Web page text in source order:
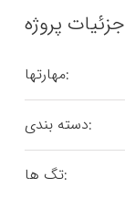
جزئیات پروژه
مهارتها:
دسته بندی:
تگ ها: